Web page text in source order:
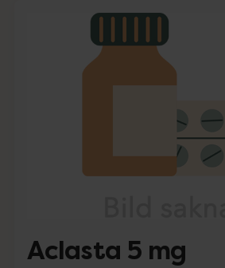
Lista: . Innehåller 1 objekt.
Aclasta 5 mg